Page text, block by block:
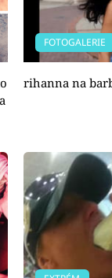
FOTOGALERIE
rihanna na